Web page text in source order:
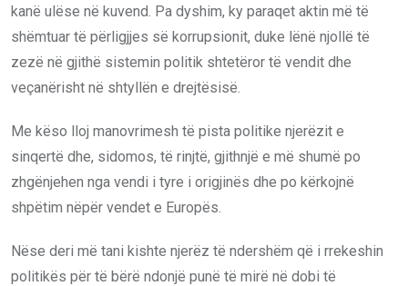
kanë ulëse në kuvend. Pa dyshim, ky paraqet aktin më të
shëmtuar të përligjjes së korrupsionit, duke lënë njollë të
zezë në gjithë sistemin politik shtetëror të vendit dhe
veçanërisht në shtyllën e drejtësisë.
Me këso lloj manovrimesh të pista politike njerëzit e
sinqertë dhe, sidomos, të rinjtë, gjithnjë e më shumë po
zhgënjehen nga vendi i tyre i origjinës dhe po kërkojnë
shpëtim nëpër vendet e Europës.
Nëse deri më tani kishte njerëz të ndershëm që i rrekeshin
politikës për të bërë ndonjë punë të mirë në dobi të